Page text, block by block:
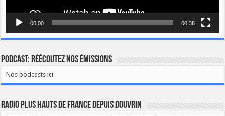
00:00 00:38
Podcast: Réécoutez nos émissions
Nos podcasts ici
Radio Plus Hauts de France depuis Douvrin